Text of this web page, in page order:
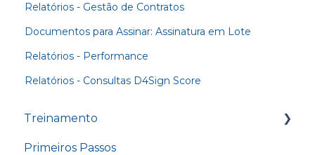
Relatórios - Gestão de Contratos
Documentos para Assinar: Assinatura em Lote
Relatórios - Performance
Relatórios - Consultas D4Sign Score
Treinamento
Treinamento - Conhecendo o nosso
Primeiros Passos